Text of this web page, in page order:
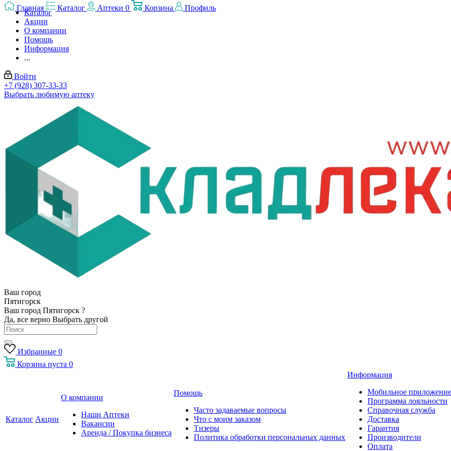
Каталог
Акции
О компании
Помощь
Информация
...
Войти
+7 (928) 307-33-33
Выбрать любимую аптеку
Ваш город
Пятигорск
Ваш город Пятигорск ?
Да, все верно Выбрать другой
Избранные 0
Корзина пуста 0
Каталог Акции
О компании
Наши Аптеки
Вакансии
Аренда / Покупка бизнеса
Помощь
Часто задаваемые вопросы
Что с моим заказом
Тизеры
Политика обработки персональных данных
Информация
Мобильное приложение
Программа лояльности
Справочная служба
Доставка
Гарантия
Производители
Оплата
Главная Каталог Аптеки 0 Корзина Профиль